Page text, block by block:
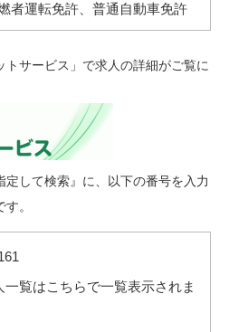
者運転免許、普通自動車免許
トサービス」で求人の詳細がご覧に
定して検索』に、以下の番号を入力
。
覧はこちらで一覧表示されま